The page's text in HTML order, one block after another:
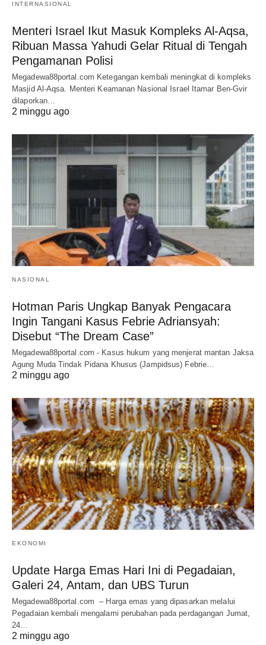
INTERNASIONAL
Menteri Israel Ikut Masuk Kompleks Al-Aqsa,
Ribuan Massa Yahudi Gelar Ritual di Tengah
Pengamanan Polisi
Megadewa88portal.com Ketegangan kembali meningkat di kompleks
Masjid Al-Aqsa. Menteri Keamanan Nasional Israel Itamar Ben-Gvir
dilaporkan…
2 minggu ago
NASIONAL
Hotman Paris Ungkap Banyak Pengacara
Ingin Tangani Kasus Febrie Adriansyah:
Disebut “The Dream Case”
Megadewa88portal.com - Kasus hukum yang menjerat mantan Jaksa
Agung Muda Tindak Pidana Khusus (Jampidsus) Febrie…
2 minggu ago
EKONOMI
Update Harga Emas Hari Ini di Pegadaian,
Galeri 24, Antam, dan UBS Turun
Megadewa88portal.com – Harga emas yang dipasarkan melalui
Pegadaian kembali mengalami perubahan pada perdagangan Jumat,
24…
2 minggu ago